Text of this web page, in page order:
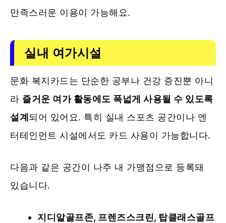
만족스러운 이용이 가능해요.
실내 여가시설
문화 복지카드는 단순한 공부나 건강 증진뿐 아니
라 즐거운 여가 활동에도 폭넓게 사용될 수 있도록
설계 되어 있어요. 특히 실내 스포츠 공간이나 엔
터테인먼트 시설에서도 카드 사용이 가능합니다.
다음과 같은 공간이 나주 내 가맹점으로 등록돼
있습니다.
지디알골프존, 프렌즈스크린, 탑클래스골프